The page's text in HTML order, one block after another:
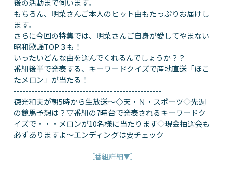
後の活動まで伺います。
もちろん、明菜さんご本人のヒット曲もたっぷりお届けし
ます。
さらに今回の特集では、明菜さんご自身が愛してやまない
昭和歌謡TOP３も！
いったいどんな曲を選んでくれるんでしょうか？？
番組後半で発表する、キーワードクイズで産地直送「ほこ
たメロン」が当たる！
-------------------------------------------------
徳光和夫が朝5時から生放送～◇天・Ｎ・スポーツ◇先週
の競馬予想は？▽番組の7時台で発表されるキーワードク
イズで・・・メロンが10名様に当たります◇現金抽選会も
必ずありますよ～エンディングは要チェック
［番組詳細▼］